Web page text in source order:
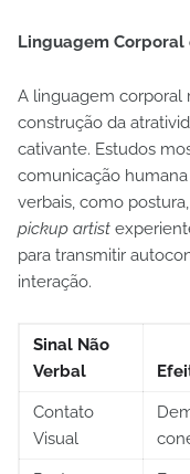
Linguagem Corporal
A linguagem corporal
construção da
cativante. Estudos
comunicação
verbais, como
pickup artist
para transmitir
interação.
Sinal Não
Verbal
Contato
Visual